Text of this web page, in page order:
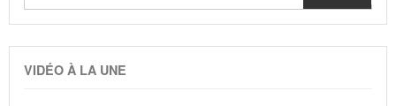
VIDÉO À LA UNE